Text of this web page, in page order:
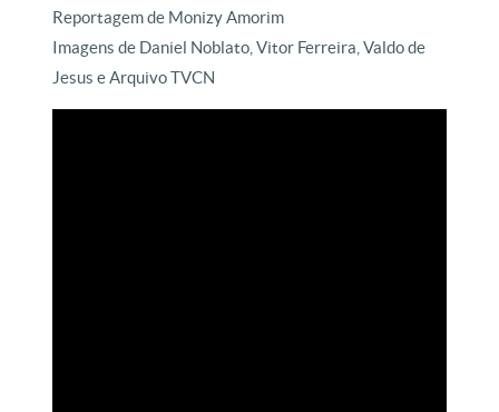
Reportagem de Monizy Amorim
Imagens de Daniel Noblato, Vitor Ferreira, Valdo de
Jesus e Arquivo TVCN